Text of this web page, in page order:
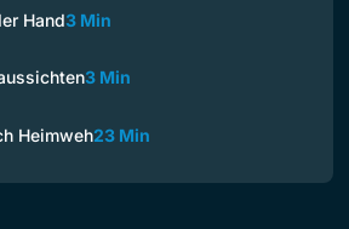
Hand3 Min
3 Min
Heimweh23 Min